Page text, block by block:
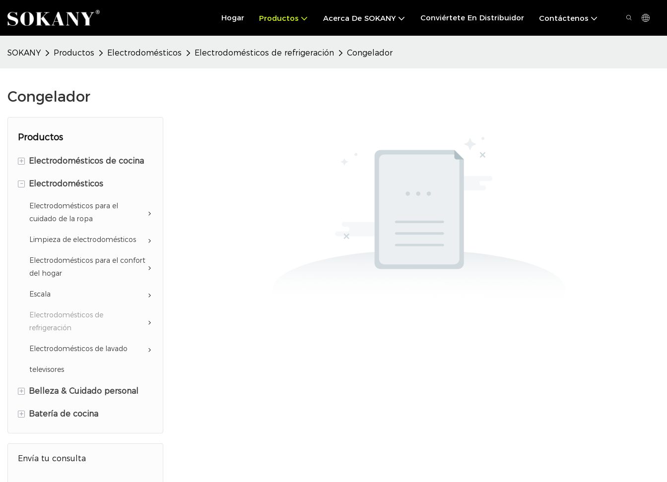
Hogar Productos Acerca De SOKANY Conviértete En Distribuidor Contáctenos
SOKANY Productos Electrodomésticos Electrodomésticos de refrigeración Congelador
Congelador
Productos
+ Electrodomésticos de cocina
Electrodomésticos para la
Electrodomésticos para hornear
Electrodomésticos de cocina
Electrodomésticos para agua
potable
Serie de café
- Electrodomésticos
Electrodomésticos para el
cuidado de la ropa
Limpieza de electrodomésticos
Electrodomésticos para el confort
del hogar
Escala
Electrodomésticos de
refrigeración
Electrodomésticos de lavado
televisores
+ Belleza & Cuidado personal
Aparatos para peinar el cabello
Aparatos de cuidado personal
Aparatos para el cuidado de la
+ Batería de cocina
Utensilios de cocina
Envía tu consulta